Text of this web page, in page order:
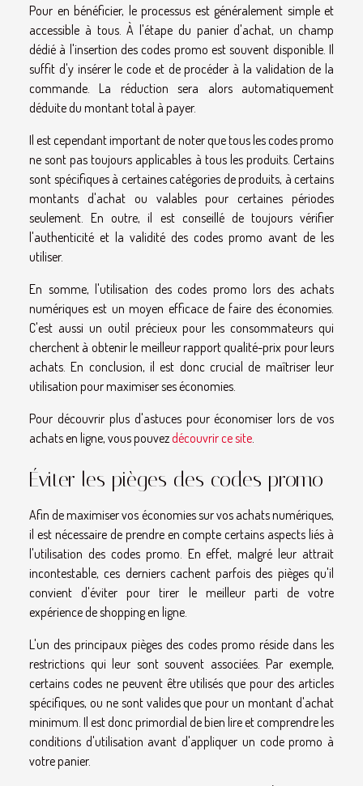
Pour en bénéficier, le processus est généralement simple et
accessible à tous. À l'étape du panier d'achat, un champ
dédié à l'insertion des codes promo est souvent disponible. Il
suffit d'y insérer le code et de procéder à la validation de la
commande. La réduction sera alors automatiquement
déduite du montant total à payer.
Il est cependant important de noter que tous les codes promo
ne sont pas toujours applicables à tous les produits. Certains
sont spécifiques à certaines catégories de produits, à certains
montants d'achat ou valables pour certaines périodes
seulement. En outre, il est conseillé de toujours vérifier
l'authenticité et la validité des codes promo avant de les
utiliser.
En somme, l'utilisation des codes promo lors des achats
numériques est un moyen efficace de faire des économies.
C'est aussi un outil précieux pour les consommateurs qui
cherchent à obtenir le meilleur rapport qualité-prix pour leurs
achats. En conclusion, il est donc crucial de maîtriser leur
utilisation pour maximiser ses économies.
Pour découvrir plus d'astuces pour économiser lors de vos
achats en ligne, vous pouvezdécouvrir ce site.
Éviter les pièges des codes promo
Afin de maximiser vos économies sur vos achats numériques,
il est nécessaire de prendre en compte certains aspects liés à
l'utilisation des codes promo. En effet, malgré leur attrait
incontestable, ces derniers cachent parfois des pièges qu'il
convient d'éviter pour tirer le meilleur parti de votre
expérience de shopping en ligne.
L'un des principaux pièges des codes promo réside dans les
restrictions qui leur sont souvent associées. Par exemple,
certains codes ne peuvent être utilisés que pour des articles
spécifiques, ou ne sont valides que pour un montant d'achat
minimum. Il est donc primordial de bien lire et comprendre les
conditions d'utilisation avant d'appliquer un code promo à
votre panier.